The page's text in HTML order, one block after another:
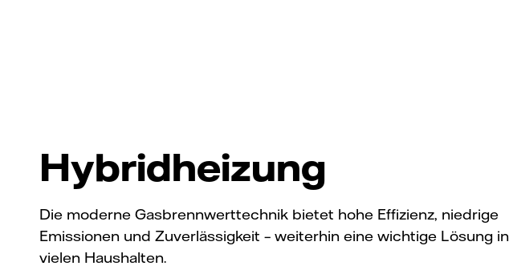
Hybridheizung
Die moderne Gasbrennwerttechnik bietet hohe Effizienz, niedrige
Emissionen und Zuverlässigkeit – weiterhin eine wichtige Lösung in
vielen Haushalten.